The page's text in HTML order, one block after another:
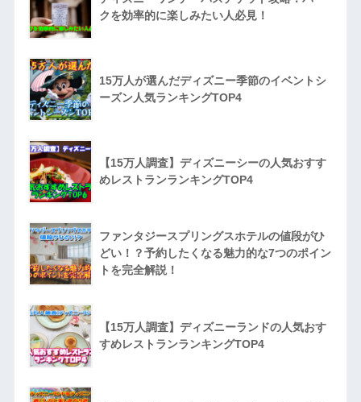
クを効率的に楽しみたい人必見！
15万人が選んだディズニー季節のイベントシ
ーズン人気ランキングTOP4
【15万人調査】ディズニーシーの人気おすす
めレストランランキングTOP4
ファンタジースプリングスホテルの値段がひ
どい！？予約したくなる魅力的な7つのポイン
トを完全解説！
【15万人調査】ディズニーランドの人気おす
すめレストランランキングTOP4